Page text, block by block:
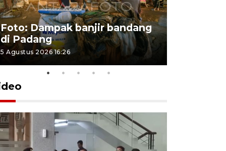
Foto: Dampak banjir bandang
di Padang
5 Agustus 2026 16:26